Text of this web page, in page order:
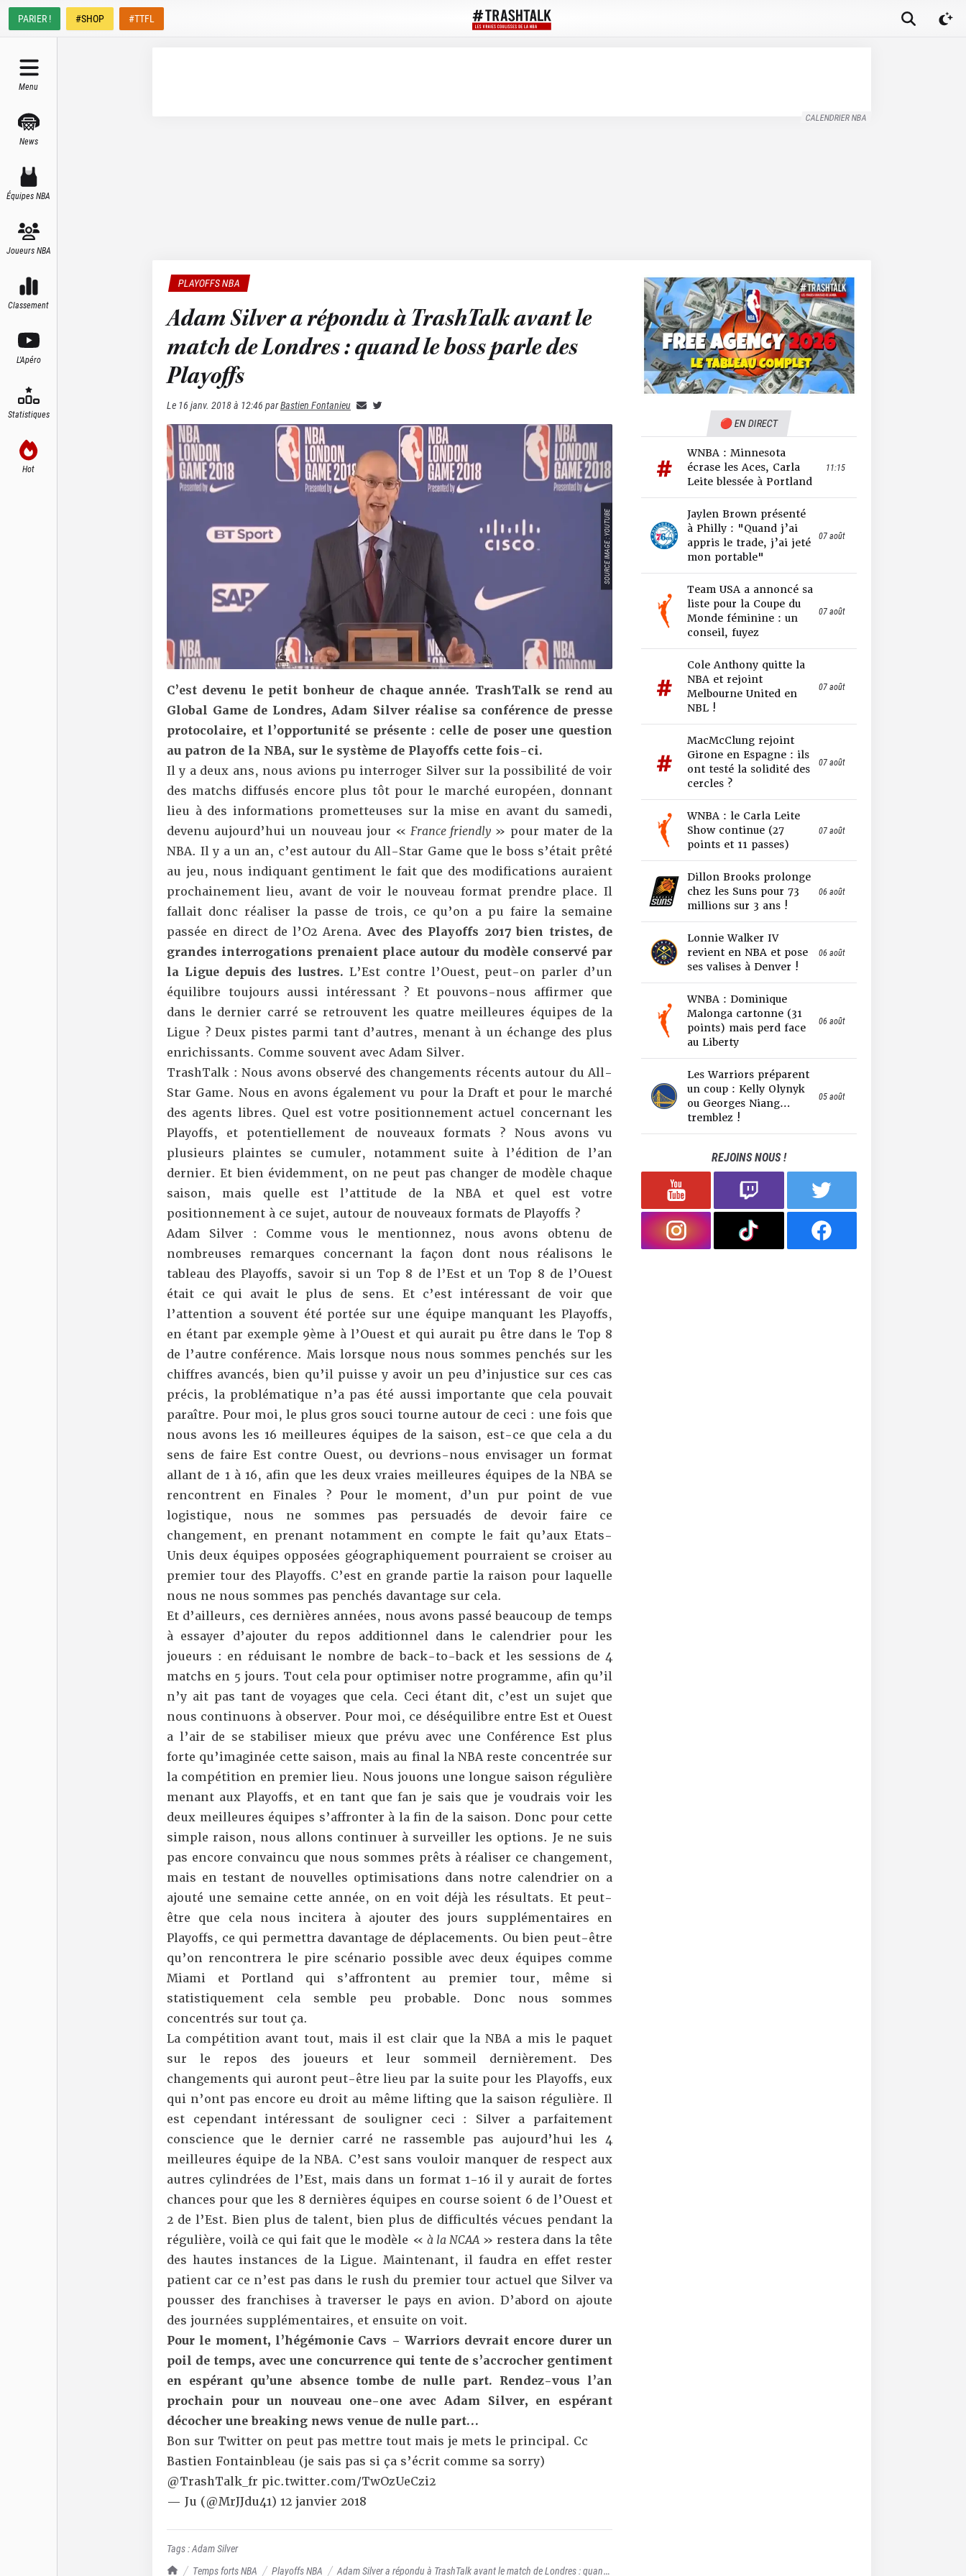
PARIER ! #SHOP #TTFL
Menu
News
Équipes NBA
Joueurs NBA
Classement
L'Apéro
Statistiques
Hot
CALENDRIER NBA
TrashTalk Actu NBA
Temps forts NBA Playoffs NBA Adam Silver a répondu à TrashTalk avant le match de Londres : quand
PLAYOFFS NBA
Adam Silver a répondu à TrashTalk avant le
match de Londres : quand le boss parle des
Playoffs
Le 16 janv. 2018 à 12:46 parBastien Fontanieu
SOURCE IMAGE : YOUTUBE
C’est devenu le petit bonheur de chaque année. TrashTalk se rend au
Global Game de Londres, Adam Silver réalise sa conférence de presse
protocolaire, et l’opportunité se présente : celle de poser une question
au patron de la NBA, sur le système de Playoffs cette fois-ci.
Il y a deux ans, nous avions pu interroger Silver sur la possibilité de voir
des matchs diffusés encore plus tôt pour le marché européen, donnant
lieu à des informations prometteuses sur la mise en avant du samedi,
devenu aujourd’hui un nouveau jour « France friendly » pour mater de la
NBA. Il y a un an, c’est autour du All-Star Game que le boss s’était prêté
au jeu, nous indiquant gentiment le fait que des modifications auraient
prochainement lieu, avant de voir le nouveau format prendre place. Il
fallait donc réaliser la passe de trois, ce qu’on a pu faire la semaine
passée en direct de l’O2 Arena. Avec des Playoffs 2017 bien tristes, de
grandes interrogations prenaient place autour du modèle conservé par
la Ligue depuis des lustres. L’Est contre l’Ouest, peut-on parler d’un
équilibre toujours aussi intéressant ? Et pouvons-nous affirmer que
dans le dernier carré se retrouvent les quatre meilleures équipes de la
Ligue ? Deux pistes parmi tant d’autres, menant à un échange des plus
enrichissants. Comme souvent avec Adam Silver.
TrashTalk : Nous avons observé des changements récents autour du All-
Star Game. Nous en avons également vu pour la Draft et pour le marché
des agents libres. Quel est votre positionnement actuel concernant les
Playoffs, et potentiellement de nouveaux formats ? Nous avons vu
plusieurs plaintes se cumuler, notamment suite à l’édition de l’an
dernier. Et bien évidemment, on ne peut pas changer de modèle chaque
saison, mais quelle est l’attitude de la NBA et quel est votre
positionnement à ce sujet, autour de nouveaux formats de Playoffs ?
Adam Silver : Comme vous le mentionnez, nous avons obtenu de
nombreuses remarques concernant la façon dont nous réalisons le
tableau des Playoffs, savoir si un Top 8 de l’Est et un Top 8 de l’Ouest
était ce qui avait le plus de sens. Et c’est intéressant de voir que
l’attention a souvent été portée sur une équipe manquant les Playoffs,
en étant par exemple 9ème à l’Ouest et qui aurait pu être dans le Top 8
de l’autre conférence. Mais lorsque nous nous sommes penchés sur les
chiffres avancés, bien qu’il puisse y avoir un peu d’injustice sur ces cas
précis, la problématique n’a pas été aussi importante que cela pouvait
paraître. Pour moi, le plus gros souci tourne autour de ceci : une fois que
nous avons les 16 meilleures équipes de la saison, est-ce que cela a du
sens de faire Est contre Ouest, ou devrions-nous envisager un format
allant de 1 à 16, afin que les deux vraies meilleures équipes de la NBA se
rencontrent en Finales ? Pour le moment, d’un pur point de vue
logistique, nous ne sommes pas persuadés de devoir faire ce
changement, en prenant notamment en compte le fait qu’aux Etats-
Unis deux équipes opposées géographiquement pourraient se croiser au
premier tour des Playoffs. C’est en grande partie la raison pour laquelle
nous ne nous sommes pas penchés davantage sur cela.
Et d’ailleurs, ces dernières années, nous avons passé beaucoup de temps
à essayer d’ajouter du repos additionnel dans le calendrier pour les
joueurs : en réduisant le nombre de back-to-back et les sessions de 4
matchs en 5 jours. Tout cela pour optimiser notre programme, afin qu’il
n’y ait pas tant de voyages que cela. Ceci étant dit, c’est un sujet que
nous continuons à observer. Pour moi, ce déséquilibre entre Est et Ouest
a l’air de se stabiliser mieux que prévu avec une Conférence Est plus
forte qu’imaginée cette saison, mais au final la NBA reste concentrée sur
la compétition en premier lieu. Nous jouons une longue saison régulière
menant aux Playoffs, et en tant que fan je sais que je voudrais voir les
deux meilleures équipes s’affronter à la fin de la saison. Donc pour cette
simple raison, nous allons continuer à surveiller les options. Je ne suis
pas encore convaincu que nous sommes prêts à réaliser ce changement,
mais en testant de nouvelles optimisations dans notre calendrier on a
ajouté une semaine cette année, on en voit déjà les résultats. Et peut-
être que cela nous incitera à ajouter des jours supplémentaires en
Playoffs, ce qui permettra davantage de déplacements. Ou bien peut-être
qu’on rencontrera le pire scénario possible avec deux équipes comme
Miami et Portland qui s’affrontent au premier tour, même si
statistiquement cela semble peu probable. Donc nous sommes
concentrés sur tout ça.
La compétition avant tout, mais il est clair que la NBA a mis le paquet
sur le repos des joueurs et leur sommeil dernièrement. Des
changements qui auront peut-être lieu par la suite pour les Playoffs, eux
qui n’ont pas encore eu droit au même lifting que la saison régulière. Il
est cependant intéressant de souligner ceci : Silver a parfaitement
conscience que le dernier carré ne rassemble pas aujourd’hui les 4
meilleures équipe de la NBA. C’est sans vouloir manquer de respect aux
autres cylindrées de l’Est, mais dans un format 1-16 il y aurait de fortes
chances pour que les 8 dernières équipes en course soient 6 de l’Ouest et
2 de l’Est. Bien plus de talent, bien plus de difficultés vécues pendant la
régulière, voilà ce qui fait que le modèle « à la NCAA» restera dans la tête
des hautes instances de la Ligue. Maintenant, il faudra en effet rester
patient car ce n’est pas dans le rush du premier tour actuel que Silver va
pousser des franchises à traverser le pays en avion. D’abord on ajoute
des journées supplémentaires, et ensuite on voit.
Pour le moment, l’hégémonie Cavs – Warriors devrait encore durer un
poil de temps, avec une concurrence qui tente de s’accrocher gentiment
en espérant qu’une absence tombe de nulle part. Rendez-vous l’an
prochain pour un nouveau one-one avec Adam Silver, en espérant
décocher une breaking news venue de nulle part…
Bon sur Twitter on peut pas mettre tout mais je mets le principal. Cc
Bastien Fontainbleau (je sais pas si ça s’écrit comme sa sorry)
@TrashTalk_fr pic.twitter.com/TwOzUeCzi2
— Ju (@MrJJdu41) 12 janvier 2018
Tags :Adam Silver
🔴 EN DIRECT
WNBA : Minnesota
écrase les Aces, Carla
Leite blessée à Portland
11:15
Jaylen Brown présenté
à Philly : "Quand j’ai
appris le trade, j’ai jeté
mon portable"
07 août
Team USA a annoncé sa
liste pour la Coupe du
Monde féminine : un
conseil, fuyez
07 août
Cole Anthony quitte la
NBA et rejoint
Melbourne United en
NBL !
07 août
MacMcClung rejoint
Girone en Espagne : ils
ont testé la solidité des
cercles ?
07 août
WNBA : le Carla Leite
Show continue (27
points et 11 passes)
07 août
Dillon Brooks prolonge
chez les Suns pour 73
millions sur 3 ans !
06 août
Lonnie Walker IV
revient en NBA et pose
ses valises à Denver !
06 août
WNBA : Dominique
Malonga cartonne (31
points) mais perd face
au Liberty
06 août
Les Warriors préparent
un coup : Kelly Olynyk
ou Georges Niang…
tremblez !
05 août
REJOINS NOUS !